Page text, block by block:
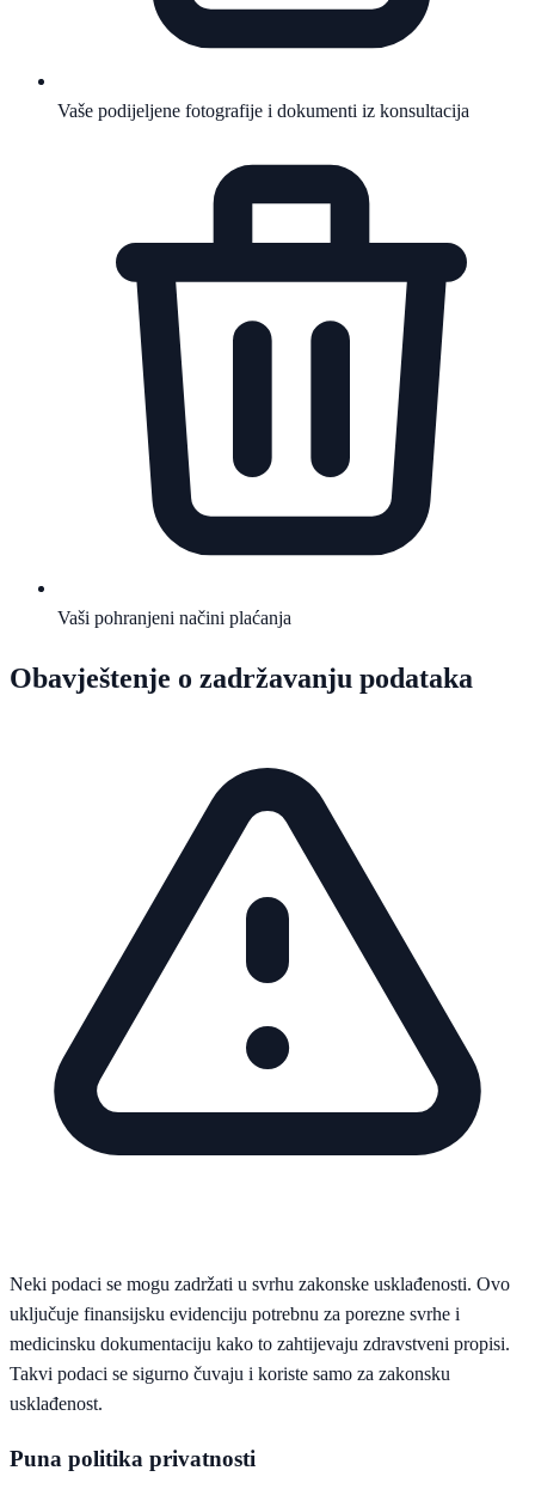
Vaše podijeljene fotografije i dokumenti iz konsultacija
Vaši pohranjeni načini plaćanja
Obavještenje o zadržavanju podataka
Neki podaci se mogu zadržati u svrhu zakonske usklađenosti. Ovo
uključuje finansijsku evidenciju potrebnu za porezne svrhe i
medicinsku dokumentaciju kako to zahtijevaju zdravstveni propisi.
Takvi podaci se sigurno čuvaju i koriste samo za zakonsku
usklađenost.
Puna politika privatnosti